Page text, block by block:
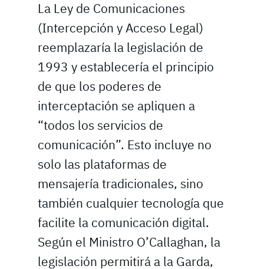
La Ley de Comunicaciones
(Intercepción y Acceso Legal)
reemplazaría la legislación de
1993 y establecería el principio
de que los poderes de
interceptación se apliquen a
“todos los servicios de
comunicación”. Esto incluye no
solo las plataformas de
mensajería tradicionales, sino
también cualquier tecnología que
facilite la comunicación digital.
Según el Ministro O’Callaghan, la
legislación permitirá a la Garda,